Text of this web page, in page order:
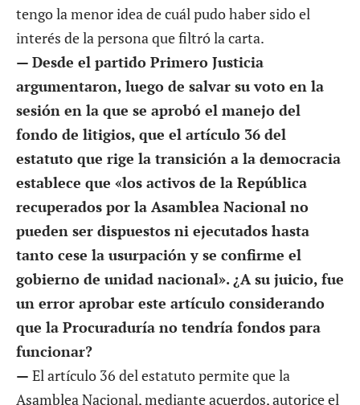
tengo la menor idea de cuál pudo haber sido el
interés de la persona que filtró la carta.
— Desde el partido Primero Justicia
argumentaron, luego de salvar su voto en la
sesión en la que se aprobó el manejo del
fondo de litigios, que el artículo 36 del
estatuto que rige la transición a la democracia
establece que «los activos de la República
recuperados por la Asamblea Nacional no
pueden ser dispuestos ni ejecutados hasta
tanto cese la usurpación y se confirme el
gobierno de unidad nacional». ¿A su juicio, fue
un error aprobar este artículo considerando
que la Procuraduría no tendría fondos para
funcionar?
— El artículo 36 del estatuto permite que la
Asamblea Nacional, mediante acuerdos, autorice el